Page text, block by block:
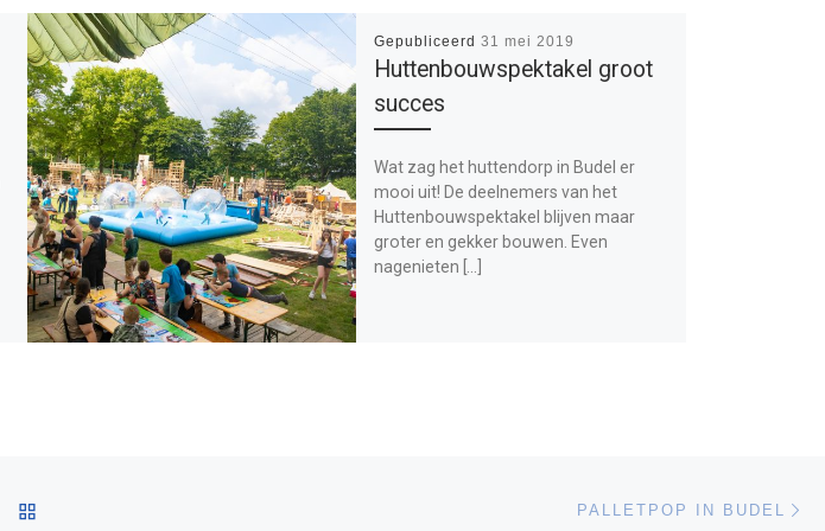
Gepubliceerd 31 mei 2019
Huttenbouwspektakel groot
succes
Wat zag het huttendorp in Budel er
mooi uit! De deelnemers van het
Huttenbouwspektakel blijven maar
groter en gekker bouwen. Even
nagenieten […]
PALLETPOP IN BUDEL